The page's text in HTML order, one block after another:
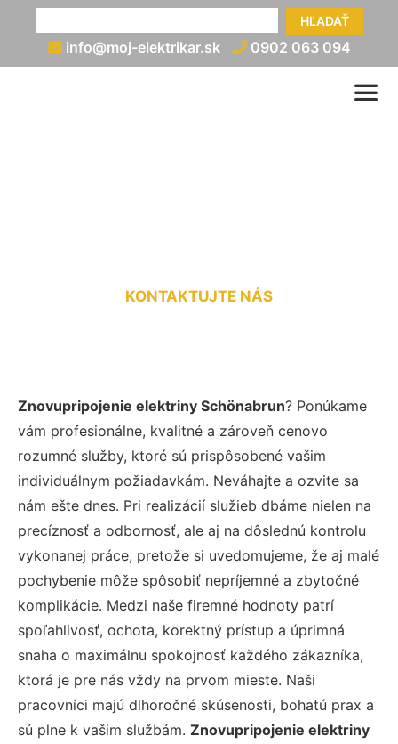
HĽADAŤ
info@moj-elektrikar.sk 0902 063 094
KONTAKTUJTE NÁS
Znovupripojenie elektriny Schönabrun? Ponúkame
vám profesionálne, kvalitné a zároveň cenovo
rozumné služby, ktoré sú prispôsobené vašim
individuálnym požiadavkám. Neváhajte a ozvite sa
nám ešte dnes. Pri realizácií služieb dbáme nielen na
precíznosť a odbornosť, ale aj na dôslednú kontrolu
vykonanej práce, pretože si uvedomujeme, že aj malé
pochybenie môže spôsobiť nepríjemné a zbytočné
komplikácie. Medzi naše firemné hodnoty patrí
spoľahlivosť, ochota, korektný prístup a úprimná
snaha o maximálnu spokojnosť každého zákazníka,
ktorá je pre nás vždy na prvom mieste. Naši
pracovníci majú dlhoročné skúsenosti, bohatú prax a
sú plne k vašim službám. Znovupripojenie elektriny